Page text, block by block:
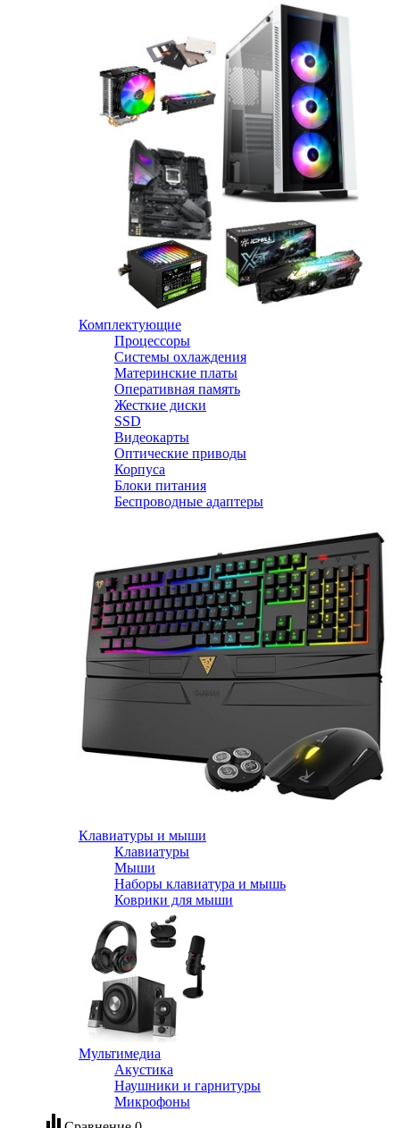
Комплектующие
Процессоры
Системы охлаждения
Материнские платы
Оперативная память
Жесткие диски
SSD
Видеокарты
Оптические приводы
Корпуса
Блоки питания
Беспроводные адаптеры
Клавиатуры и мыши
Клавиатуры
Мыши
Наборы клавиатура и мышь
Коврики для мыши
Мультимедиа
Акустика
Наушники и гарнитуры
Микрофоны
equalizer